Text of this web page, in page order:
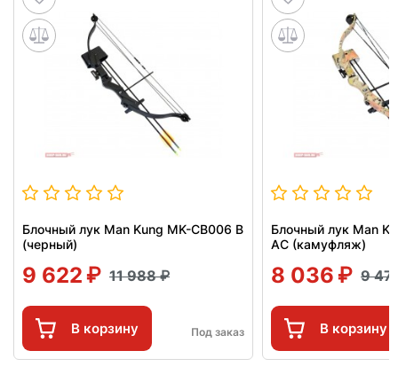
Блочный лук Man Kung MK-CB006 B
(черный)
9 622 11 988
В корзину Под заказ
Блочный лук Man
AC (камуфляж)
8 036 9
В корзину